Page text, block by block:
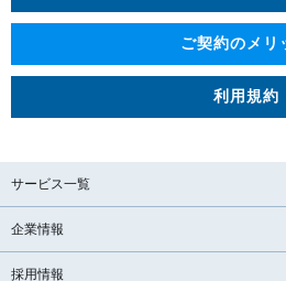
ご契約のメリ
利用規約
サービス一覧
企業情報
採用情報